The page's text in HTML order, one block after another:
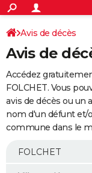
ACTUALITÉS
Politique
Société
Faits Divers
Education
Monde
Villes
+
SPORT
Coupe du monde
Football
Tennis
Cyclisme
Rugby
Forum
Programme TV
TNT
Streaming
Cinéma
Sorties cinéma
Musique
+
FINANCE
Retraite
Epargne
Immobilier
Risques naturels par
Banque
Assurance
AUTO
Essais
Réserver un essai
Citadines
Berlines
SUV
Forum auto
+
Mobiles
Meilleur smartphone
Internet
Ordinateurs
Jeux vidéo
Guide high-tech
Avis de décès
Avis de
Accédez
FOLCHET. Vous
avis de décès ou un
nom d'un défunt et/
commune dans le